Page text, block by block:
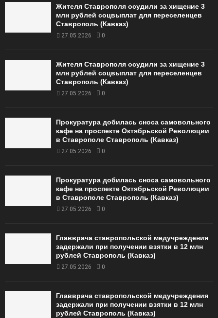
Жителя Ставрополя осудили за хищение 3
млн рублей соцвыплат для переселенцев
Ставрополь (Кавказ)
27.05.2026 0
Жителя Ставрополя осудили за хищение 3
млн рублей соцвыплат для переселенцев
Ставрополь (Кавказ)
27.05.2026 0
Прокуратура добилась сноса самовольного
кафе на проспекте Октябрьской Революции
в Ставрополе Ставрополь (Кавказ)
27.05.2026 0
Прокуратура добилась сноса самовольного
кафе на проспекте Октябрьской Революции
в Ставрополе Ставрополь (Кавказ)
27.05.2026 0
Главврача ставропольской медучреждения
задержали при получении взятки в 12 млн
рублей Ставрополь (Кавказ)
27.05.2026 0
Главврача ставропольской медучреждения
задержали при получении взятки в 12 млн
рублей Ставрополь (Кавказ)